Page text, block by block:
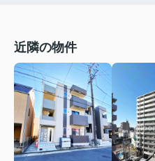
近隣の物件